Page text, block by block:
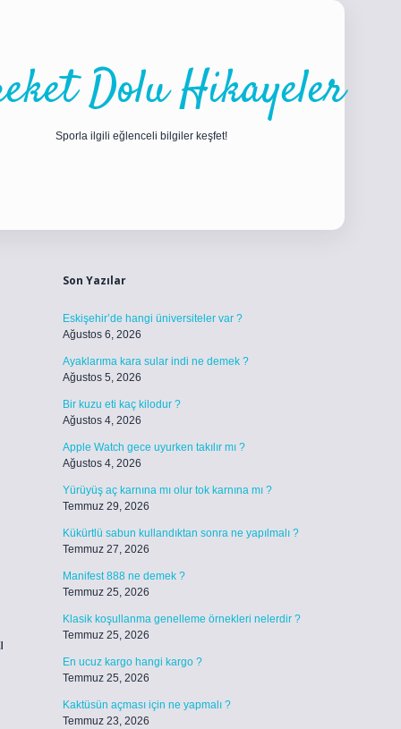
Dolu Hikayeler
Sporla ilgili eğlenceli bilgiler keşfet!
Son Yazılar
Eskişehir’de hangi üniversiteler var ?
Ağustos 6, 2026
Ayaklarıma kara sular indi ne demek ?
Ağustos 5, 2026
Bir kuzu eti kaç kilodur ?
Ağustos 4, 2026
Apple Watch gece uyurken takılır mı ?
Ağustos 4, 2026
Yürüyüş aç karnına mı olur tok karnına mı ?
Temmuz 29, 2026
Kükürtlü sabun kullandıktan sonra ne yapılmalı ?
Temmuz 27, 2026
Manifest 888 ne demek ?
Temmuz 25, 2026
Klasik koşullanma genelleme örnekleri nelerdir ?
Temmuz 25, 2026
En ucuz kargo hangi kargo ?
Temmuz 25, 2026
Kaktüsün açması için ne yapmalı ?
Temmuz 23, 2026